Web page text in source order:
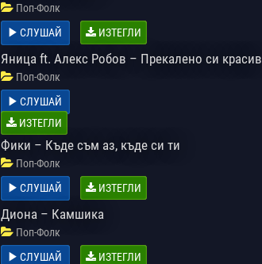
Поп-Фолк
СЛУШАЙ
ИЗТЕГЛИ
Яница ft. Алекс Робов – Прекалено си красив
Поп-Фолк
СЛУШАЙ
ИЗТЕГЛИ
Фики – Къде съм аз, къде си ти
Поп-Фолк
СЛУШАЙ
ИЗТЕГЛИ
Диона – Камшика
Поп-Фолк
СЛУШАЙ
ИЗТЕГЛИ